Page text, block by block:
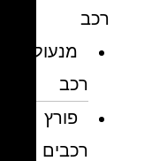
מנעולן
פורץ
רכבים